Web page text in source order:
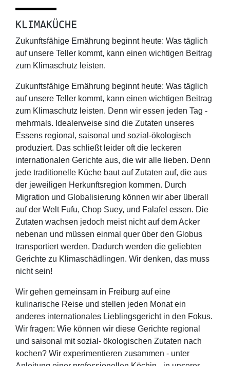
KLIMAKÜCHE
Zukunftsfähige Ernährung beginnt heute: Was täglich
auf unsere Teller kommt, kann einen wichtigen Beitrag
zum Klimaschutz leisten.
Zukunftsfähige Ernährung beginnt heute: Was täglich
auf unsere Teller kommt, kann einen wichtigen Beitrag
zum Klimaschutz leisten. Denn wir essen jeden Tag -
mehrmals. Idealerweise sind die Zutaten unseres
Essens regional, saisonal und sozial-ökologisch
produziert. Das schließt leider oft die leckeren
internationalen Gerichte aus, die wir alle lieben. Denn
jede traditionelle Küche baut auf Zutaten auf, die aus
der jeweiligen Herkunftsregion kommen. Durch
Migration und Globalisierung können wir aber überall
auf der Welt Fufu, Chop Suey, und Falafel essen. Die
Zutaten wachsen jedoch meist nicht auf dem Acker
nebenan und müssen einmal quer über den Globus
transportiert werden. Dadurch werden die geliebten
Gerichte zu Klimaschädlingen. Wir denken, das muss
nicht sein!
Wir gehen gemeinsam in Freiburg auf eine
kulinarische Reise und stellen jeden Monat ein
anderes internationales Lieblingsgericht in den Fokus.
Wir fragen: Wie können wir diese Gerichte regional
und saisonal mit sozial- ökologischen Zutaten nach
kochen? Wir experimentieren zusammen - unter